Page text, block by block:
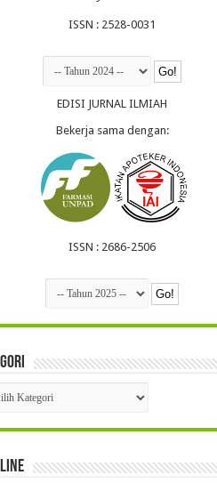
ISSN : 2528-0031
EDISI JURNAL ILMIAH
Bekerja sama dengan:
ISSN : 2686-2506